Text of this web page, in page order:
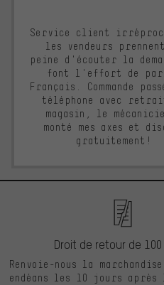
Service client
les vendeurs
peine d'écouter la
font l'effort de
Français. Commande
téléphone avec
magasin, le
monté mes axes et
gratuitement!
Droit de retour de
Renvoie-nous la
endéans les 10 jours après